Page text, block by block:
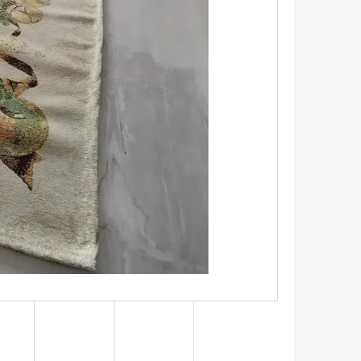
VINTAGE VZHLED -
(327)